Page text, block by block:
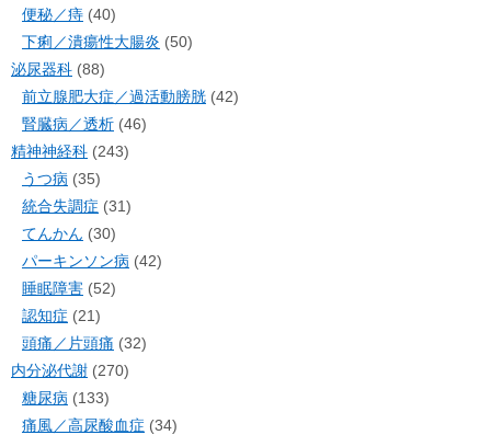
便秘／痔 (40)
下痢／潰瘍性大腸炎 (50)
泌尿器科 (88)
前立腺肥大症／過活動膀胱 (42)
腎臓病／透析 (46)
精神神経科 (243)
うつ病 (35)
統合失調症 (31)
てんかん (30)
パーキンソン病 (42)
睡眠障害 (52)
認知症 (21)
頭痛／片頭痛 (32)
内分泌代謝 (270)
糖尿病 (133)
痛風／高尿酸血症 (34)